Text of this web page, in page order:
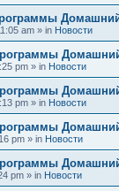
am » in Новости
pm » in Новости
pm » in Новости
pm » in Новости
pm » in Новости